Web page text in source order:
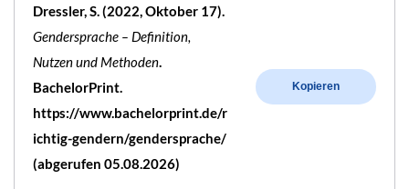
Dressler, S. (2022, Oktober 17).
Gendersprache – Definition,
Nutzen und Methoden.
BachelorPrint.
https://www.bachelorprint.de/r
ichtig-gendern/gendersprache/
(abgerufen 05.08.2026)
Kopieren